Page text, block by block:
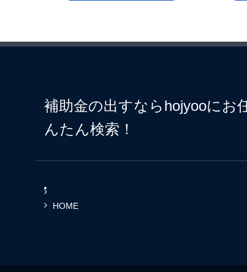
補助金の出すならhojyooにお
んたん検索！
HOME